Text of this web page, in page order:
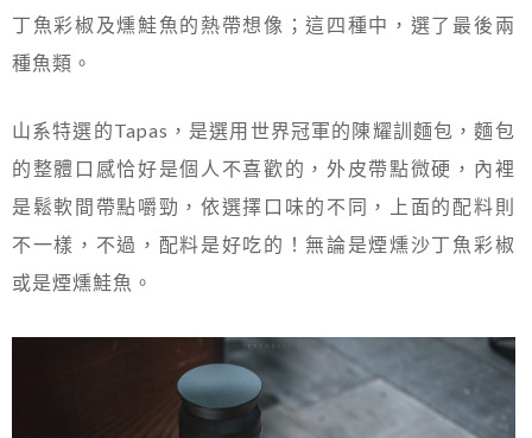
丁魚彩椒及燻鮭魚的熱帶想像；這四種中，選了最後兩
種魚類。
山系特選的Tapas，是選用世界冠軍的陳耀訓麵包，麵包
的整體口感恰好是個人不喜歡的，外皮帶點微硬，內裡
是鬆軟間帶點嚼勁，依選擇口味的不同，上面的配料則
不一樣，不過，配料是好吃的！無論是煙燻沙丁魚彩椒
或是煙燻鮭魚。